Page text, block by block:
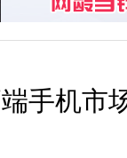
手机市